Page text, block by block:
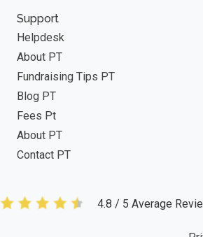
Support
Helpdesk
About PT
Fundraising Tips PT
Blog PT
Fees Pt
About PT
Contact PT
4.8 / 5 Average